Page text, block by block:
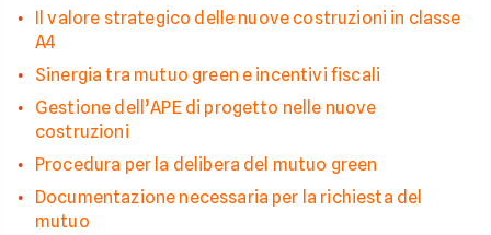
Il valore strategico delle nuove costruzioni in classe
A4
Sinergia tra mutuo green e incentivi fiscali
Gestione dell’APE di progetto nelle nuove
costruzioni
Procedura per la delibera del mutuo green
Documentazione necessaria per la richiesta del
mutuo